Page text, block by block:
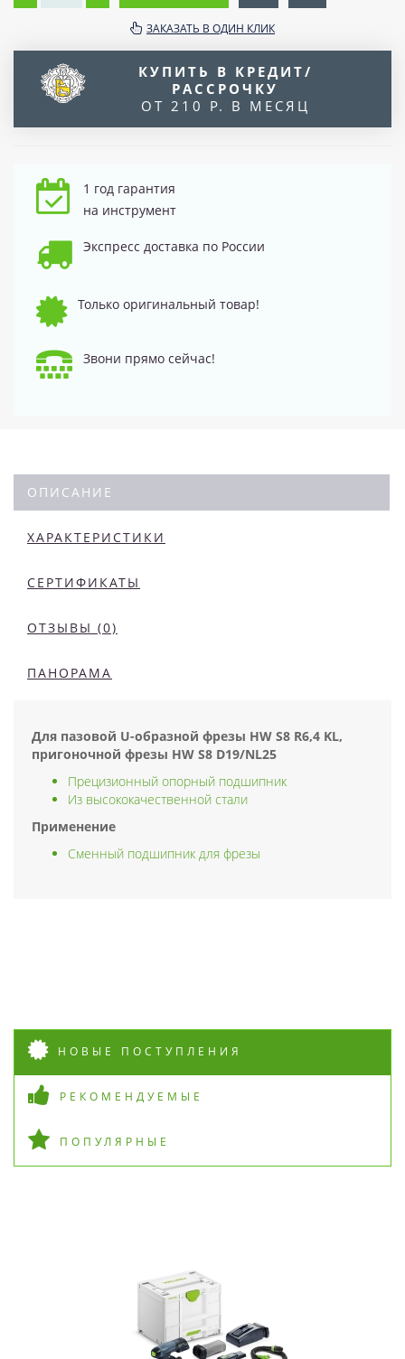
ЗАКАЗАТЬ В ОДИН КЛИК
КУПИТЬ В КРЕДИТ/
РАССРОЧКУ
ОТ 210 Р. В МЕСЯЦ
1 год гарантия
на инструмент
Экспресс доставка по России
Только оригинальный товар!
Звони прямо сейчас!
ОПИСАНИЕ
ХАРАКТЕРИСТИКИ
СЕРТИФИКАТЫ
ОТЗЫВЫ (0)
ПАНОРАМА
Для пазовой U-образной фрезы HW S8 R6,4 KL,
пригоночной фрезы HW S8 D19/NL25
Прецизионный опорный подшипник
Из высококачественной стали
Применение
Сменный подшипник для фрезы
НОВЫЕ ПОСТУПЛЕНИЯ
РЕКОМЕНДУЕМЫЕ
ПОПУЛЯРНЫЕ